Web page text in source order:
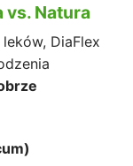
vs. Natura
DiaFlex